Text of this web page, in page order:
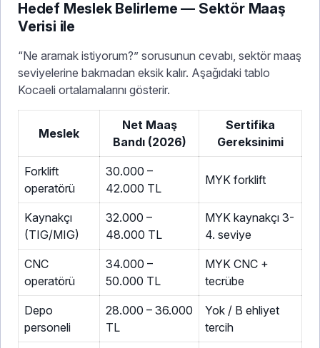
Hedef Meslek Belirleme — Sektör Maaş
Verisi ile
“Ne aramak istiyorum?” sorusunun cevabı, sektör maaş
seviyelerine bakmadan eksik kalır. Aşağıdaki tablo
Kocaeli ortalamalarını gösterir.
Meslek
Net Maaş
Bandı (2026)
Sertifika
Gereksinimi
Forklift
operatörü
30.000 –
42.000 TL
MYK forklift
Kaynakçı
(TIG/MIG)
32.000 –
48.000 TL
MYK kaynakçı 3-
4. seviye
CNC
operatörü
34.000 –
50.000 TL
MYK CNC +
tecrübe
Depo
personeli
28.000 – 36.000
TL
Yok / B ehliyet
tercih